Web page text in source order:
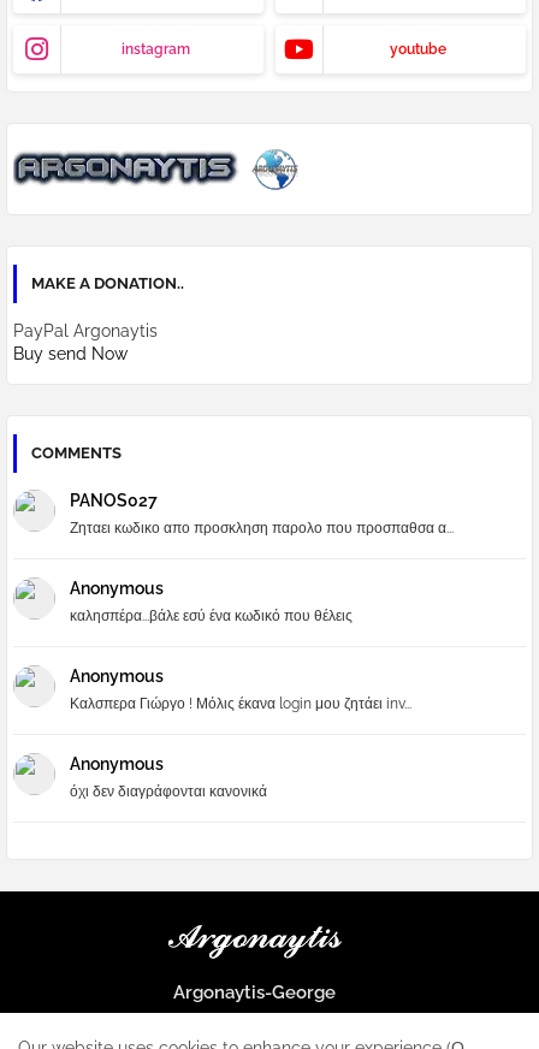
instagram youtube
MAKE A DONATION..
PayPal Argonaytis
Buy send Now
COMMENTS
PANOS027
Ζηταει κωδικο απο προσκληση παρολο που προσπαθσα α...
Anonymous
καλησπέρα...βάλε εσύ ένα κωδικό που θέλεις
Anonymous
Καλσπερα Γιώργο ! Μόλις έκανα login μου ζητάει inv...
Anonymous
όχι δεν διαγράφονται κανονικά
Argonaytis-George
μοναδικός σταθμός για κάθε iphone